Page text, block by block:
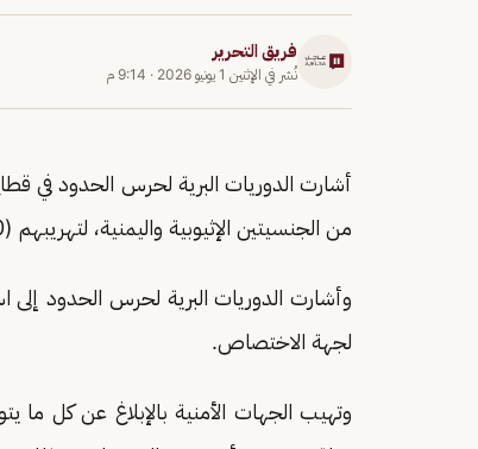
فريق التحرير
نُشر في الإثنين 1 يونيو 2026 · 9:14 م
أشارت الدوريات البرية لحرس الحدود في
من الجنسيتين الإثيوبية واليمنية، لتهريبهم (240) كيلوجراما من نبات القات المخدر.
وأشارت الدوريات البرية لحرس الحدود إلى
لجهة الاختصاص.
وتهيب الجهات الأمنية بالإبلاغ عن كل